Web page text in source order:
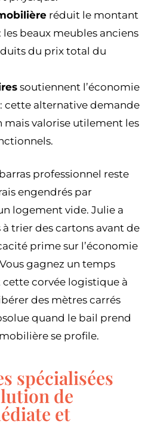
réduit le montant
beaux meubles anciens
du prix total du
soutiennent l’économie
cette alternative demande
mais valorise utilement les
professionnel reste
engendrés par
logement vide. Julie a
trier des cartons avant de
prime sur l’économie
gagnez un temps
corvée logistique à
des mètres carrés
quand le bail prend
se profile.
spécialisées
de
et